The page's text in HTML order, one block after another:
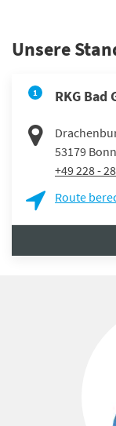
Unsere
1 RKG Bad
53179 Bonn
+49 228 -
Route